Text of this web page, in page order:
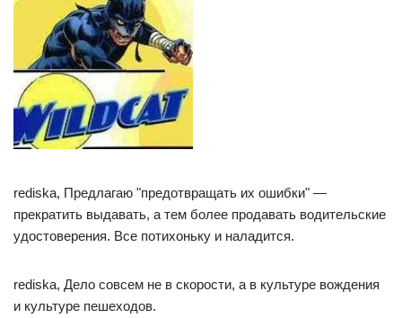
rediska, Предлагаю "предотвращать их ошибки" —
прекратить выдавать, а тем более продавать водительские
удостоверения. Все потихоньку и наладится.
rediska, Дело совсем не в скорости, а в культуре вождения
и культуре пешеходов.